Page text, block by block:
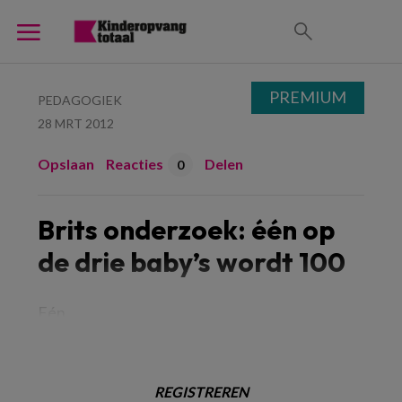
PEDAGOGIEK
28 MRT 2012
Opslaan Reacties 0 Delen
Brits onderzoek: één op
de drie baby’s wordt 100
REGISTREREN
PREMIUM